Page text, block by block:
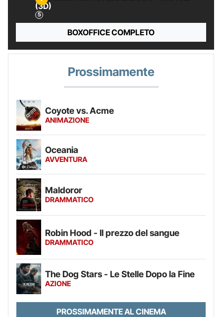
(3D)
BOXOFFICE COMPLETO
Prossimamente
Coyote vs. Acme
ANIMAZIONE
Oceania
AVVENTURA
Maldoror
DRAMMATICO
Robin Hood - Il prezzo del sangue
DRAMMATICO
The Dog Stars - Le Stelle Dopo la Fine
AZIONE
PROSSIMAMENTE AL CINEMA